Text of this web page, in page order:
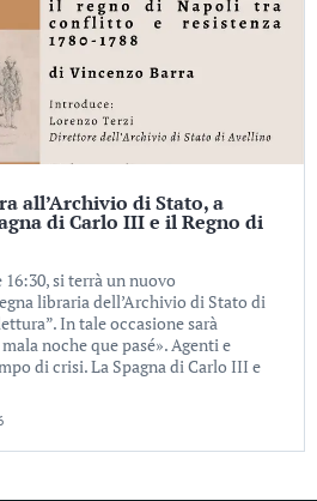
all’Archivio di Stato, a
di Carlo III e il Regno di
si terrà un nuovo
libraria dell’Archivio di Stato di
In tale occasione sarà
noche que pasé». Agenti e
di crisi. La Spagna di Carlo III e